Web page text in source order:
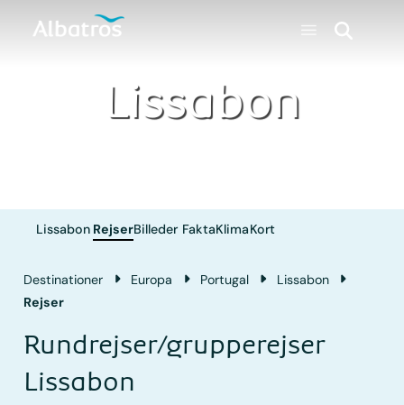
Lissabon
Lissabon RejserBilleder FaktaKlimaKort
Destinationer Europa Portugal
Lissabon
Rejser
Rundrejser/grupperejser
Lissabon